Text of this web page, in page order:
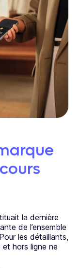
la dernière
de l’ensemble
Pour les détaillants,
et hors ligne ne